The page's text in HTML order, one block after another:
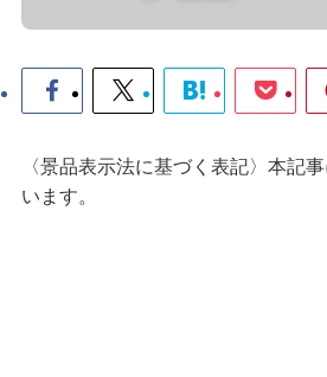
〈景品表示法に基づく表記〉本記
います。